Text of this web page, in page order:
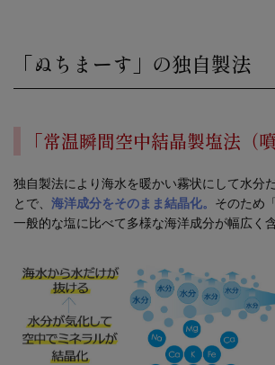
「ぬちまーす」の独自製法
「常温瞬間空中結晶製塩法（
独自製法により海水を暖かい霧状にして水分
とで、 海洋成分をそのまま結晶化。 そのため
一般的な塩に比べて多様な海洋成分が幅広く